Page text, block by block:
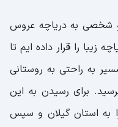
شخصی به دریاچه عروس
زیبا را قرار داده ایم تا
به راحتی به روستانی
برای رسیدن به این
به استان گیلان و سپس